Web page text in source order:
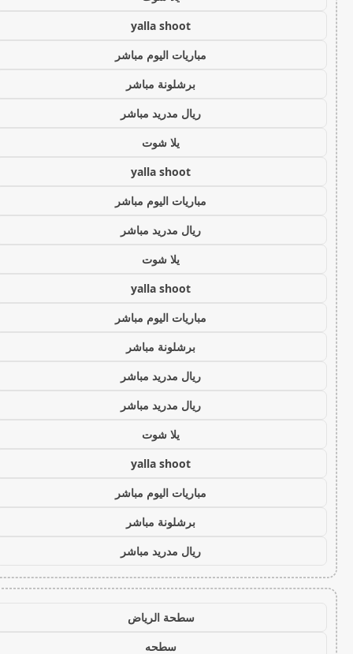
yalla shoot
مباريات اليوم مباشر
برشلونة مباشر
ريال مدريد مباشر
يلا شوت
yalla shoot
مباريات اليوم مباشر
ريال مدريد مباشر
يلا شوت
yalla shoot
مباريات اليوم مباشر
برشلونة مباشر
ريال مدريد مباشر
ريال مدريد مباشر
يلا شوت
yalla shoot
مباريات اليوم مباشر
برشلونة مباشر
ريال مدريد مباشر
سطحة الرياض
سطحه